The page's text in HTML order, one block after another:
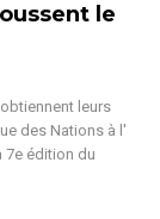
le
leurs
des Nations à l'
7e édition du